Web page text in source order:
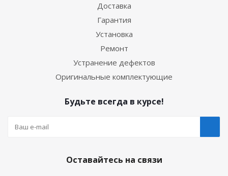
Доставка
Гарантия
Установка
Ремонт
Устранение дефектов
Оригинальные комплектующие
Будьте всегда в курсе!
Оставайтесь на связи